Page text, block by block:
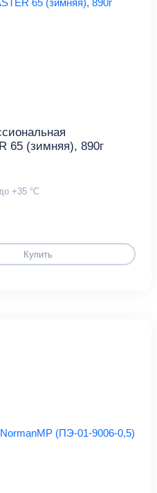
(зимняя), 890г
+35 °С
Купить